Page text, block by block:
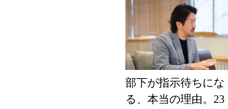
解説
部下が指示待ちにな
る、本当の理由。23